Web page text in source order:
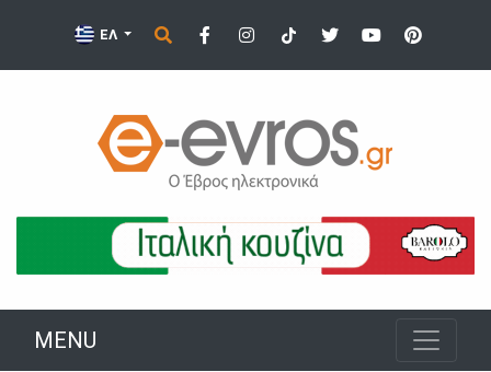
ΕΛ
MENU